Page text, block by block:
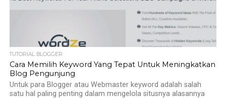
TUTORIAL BLOGGER
Cara Memilih Keyword Yang Tepat Untuk Meningkatkan
Blog Pengunjung
Untuk para Blogger atau Webmaster keyword adalah salah
satu hal paling penting dalam mengelola situsnya alasannya